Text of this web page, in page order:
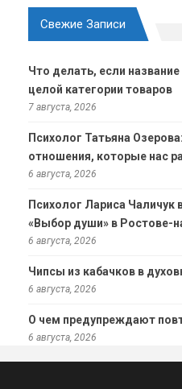
Свежие Записи
Что делать, если
целой категории товаров
7 августа, 2026
Психолог Татьяна
отношения, которые нас
6 августа, 2026
Психолог Лариса Чаличук
«Выбор души» в Ростове-
6 августа, 2026
Чипсы из кабачков в
6 августа, 2026
О чем предупреждают
6 августа, 2026